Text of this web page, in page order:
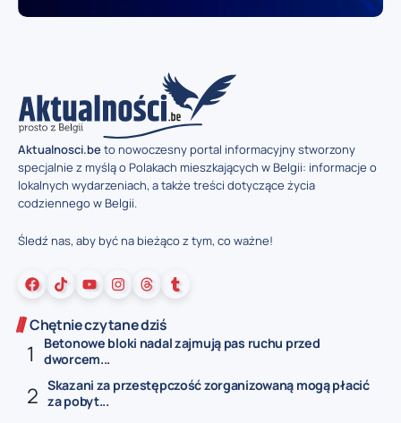
Aktualnosci.beto nowoczesny portal informacyjny stworzony
specjalnie z myślą o Polakach mieszkających w Belgii: informacje o
lokalnych wydarzeniach, a także treści dotyczące życia
codziennego w Belgii.
Śledź nas, aby być na bieżąco z tym, co ważne!
Chętnie czytane dziś
Betonowe bloki nadal zajmują pas ruchu przed
dworcem...
Skazani za przestępczość zorganizowaną mogą płacić
za pobyt...